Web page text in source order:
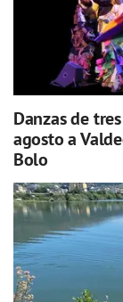
Danzas de
agosto a
Bolo